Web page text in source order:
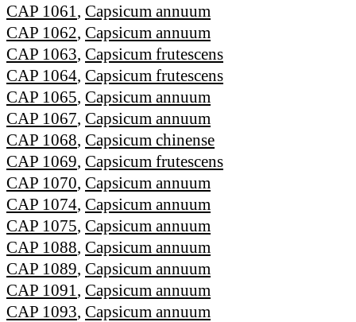
CAP 1061, Capsicum annuum
CAP 1062, Capsicum annuum
CAP 1063, Capsicum frutescens
CAP 1064, Capsicum frutescens
CAP 1065, Capsicum annuum
CAP 1067, Capsicum annuum
CAP 1068, Capsicum chinense
CAP 1069, Capsicum frutescens
CAP 1070, Capsicum annuum
CAP 1074, Capsicum annuum
CAP 1075, Capsicum annuum
CAP 1088, Capsicum annuum
CAP 1089, Capsicum annuum
CAP 1091, Capsicum annuum
CAP 1093, Capsicum annuum